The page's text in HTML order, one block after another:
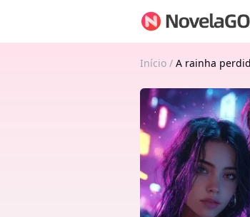
Início / A rainha